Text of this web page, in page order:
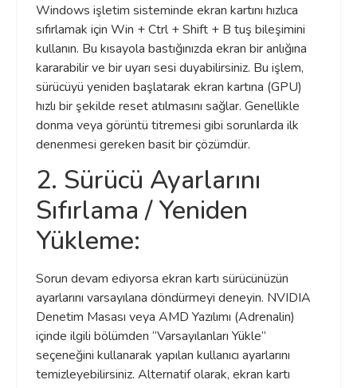
Windows işletim sisteminde ekran kartını hızlıca
sıfırlamak için Win + Ctrl + Shift + B tuş bileşimini
kullanın. Bu kısayola bastığınızda ekran bir anlığına
kararabilir ve bir uyarı sesi duyabilirsiniz. Bu işlem,
sürücüyü yeniden başlatarak ekran kartına (GPU)
hızlı bir şekilde reset atılmasını sağlar. Genellikle
donma veya görüntü titremesi gibi sorunlarda ilk
denenmesi gereken basit bir çözümdür.
2. Sürücü Ayarlarını
Sıfırlama / Yeniden
Yükleme:
Sorun devam ediyorsa ekran kartı sürücünüzün
ayarlarını varsayılana döndürmeyi deneyin. NVIDIA
Denetim Masası veya AMD Yazılımı (Adrenalin)
içinde ilgili bölümden “Varsayılanları Yükle”
seçeneğini kullanarak yapılan kullanıcı ayarlarını
temizleyebilirsiniz. Alternatif olarak, ekran kartı